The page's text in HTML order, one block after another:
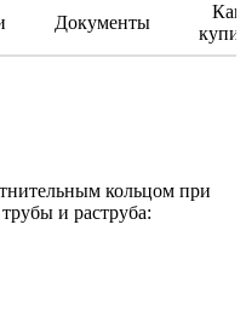
Документы
Как
кольцом при
и раструба: